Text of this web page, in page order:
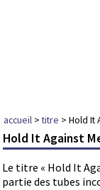
accueil >titre > Hold It
Hold It Against
Le titre « Hold It
partie des tubes